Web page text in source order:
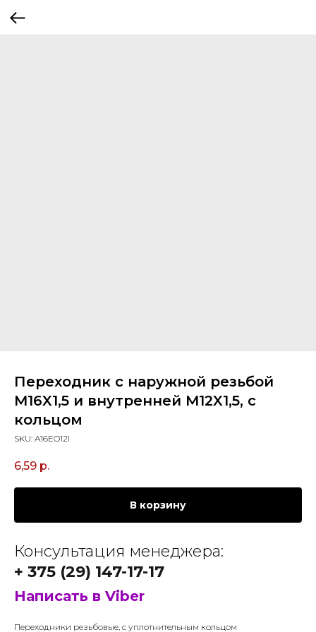
Переходник с наружной резьбой
M16X1,5 и внутренней M12X1,5, с
кольцом
SKU: A16EO12I
6,59 р.
В корзину
Консультация менеджера:
+ 375 (29) 147-17-17
Написать в Viber
Переходники резьбовые, с уплотнительным кольцом